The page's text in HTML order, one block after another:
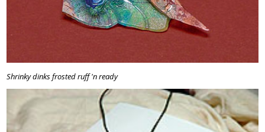
Shrinky dinks frosted ruff 'n ready